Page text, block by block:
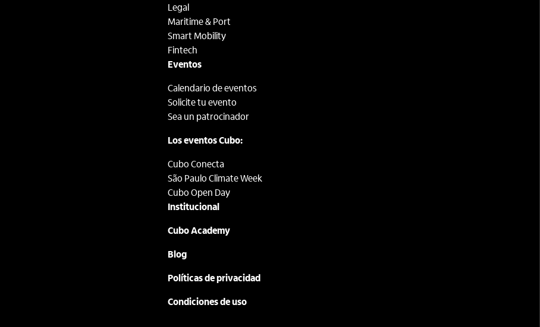
Legal
Maritime & Port
Smart Mobility
Fintech
Eventos
Calendario de eventos
Solicite tu evento
Sea un patrocinador
Los eventos Cubo:
Cubo Conecta
São Paulo Climate Week
Cubo Open Day
Institucional
Cubo Academy
Blog
Políticas de privacidad
Condiciones de uso